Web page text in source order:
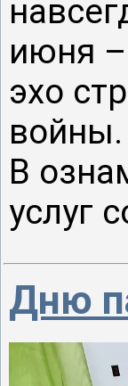
июня
эхо
войны.
В
услуг
Дню